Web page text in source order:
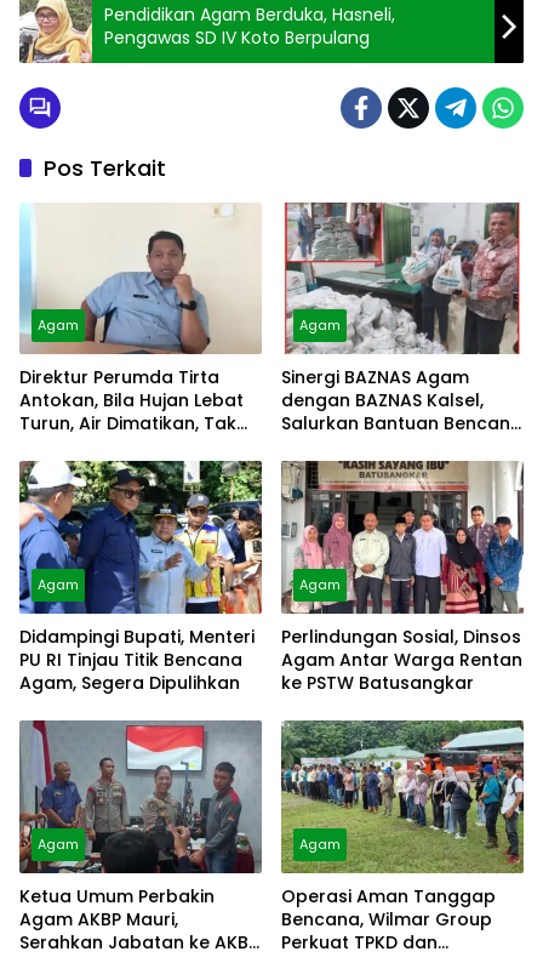
Pendidikan Agam Berduka, Hasneli,
Pengawas SD IV Koto Berpulang
Pos Terkait
Agam
Direktur Perumda Tirta
Antokan, Bila Hujan Lebat
Turun, Air Dimatikan, Tak
Agam
Sinergi BAZNAS Agam
dengan BAZNAS Kalsel,
Salurkan Bantuan Bencana
Agam
Didampingi Bupati, Menteri
PU RI Tinjau Titik Bencana
Agam, Segera Dipulihkan
Agam
Perlindungan Sosial, Dinsos
Agam Antar Warga Rentan
ke PSTW Batusangkar
Agam
Ketua Umum Perbakin
Agam AKBP Mauri,
Serahkan Jabatan ke AKBP
Agam
Operasi Aman Tanggap
Bencana, Wilmar Group
Perkuat TPKD dan